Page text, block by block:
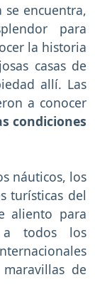
se encuentra,
para
la historia
casas de
allí. Las
a conocer
condiciones
náuticos, los
turísticas del
aliento para
a todos los
de